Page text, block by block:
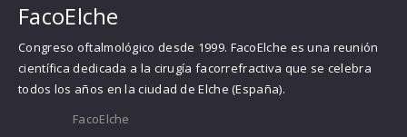
FacoElche
Congreso oftalmológico desde 1999. FacoElche es una reunión
científica dedicada a la cirugía facorrefractiva que se celebra
todos los años en la ciudad de Elche (España).
FacoElche